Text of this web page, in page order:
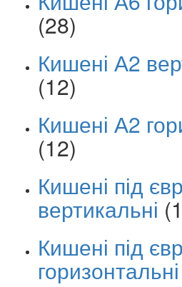
(28)
Кишені А2
(12)
Кишені А2
(12)
Кишені під
вертикальні
Кишені під
горизонтальні